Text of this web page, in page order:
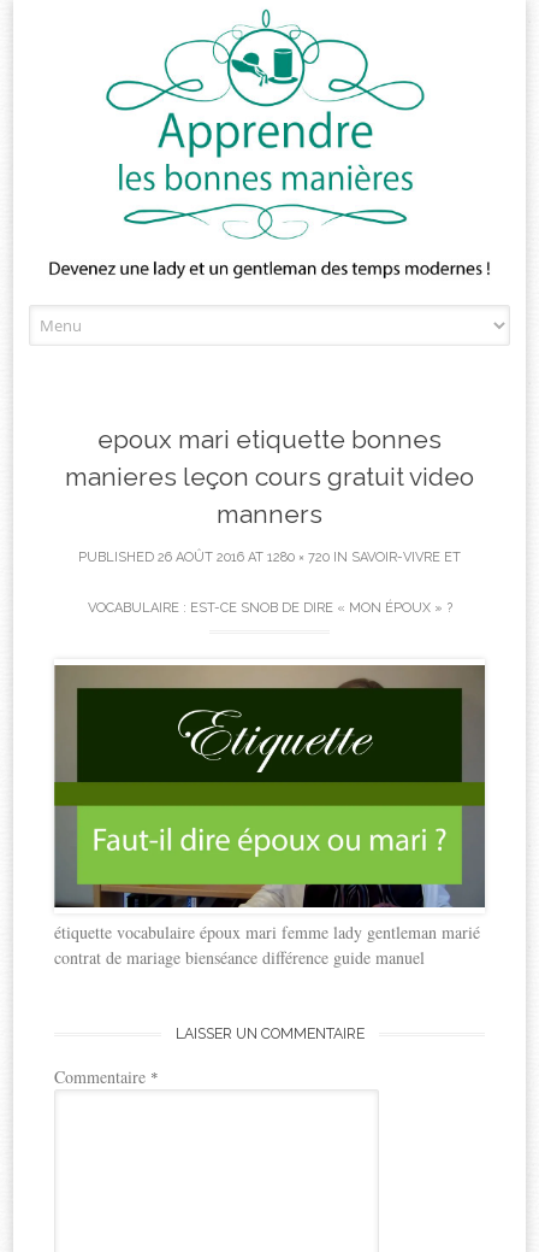
to
epoux mari etiquette bonnes
manieres leçon cours gratuit video
manners
PUBLISHED 26 AOÛT 2016 AT 1280 × 720 IN SAVOIR-VIVRE ET
VOCABULAIRE : EST-CE SNOB DE DIRE « MON ÉPOUX » ?
étiquette vocabulaire époux mari femme lady gentleman marié
contrat de mariage bienséance différence guide manuel
LAISSER UN COMMENTAIRE
Commentaire *